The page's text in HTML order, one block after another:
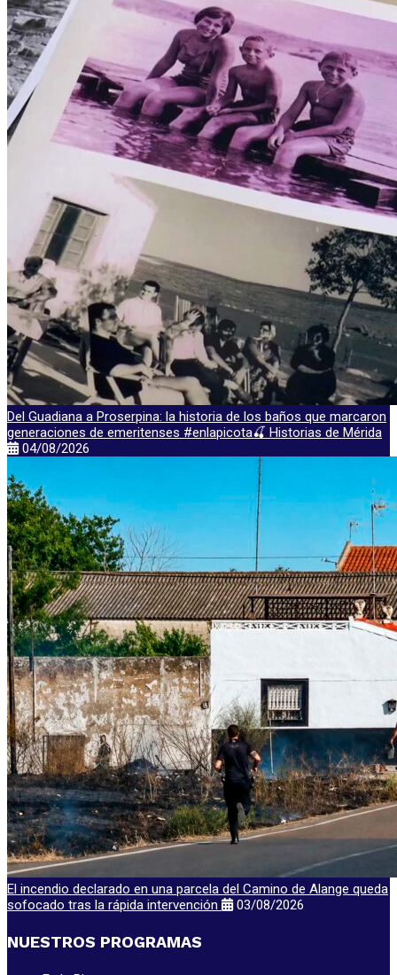
Del Guadiana a Proserpina: la historia de los baños que marcaron
generaciones de emeritenses #enlapicota🍒 Historias de Mérida
04/08/2026
El incendio declarado en una parcela del Camino de Alange queda
sofocado tras la rápida intervención
03/08/2026
NUESTROS PROGRAMAS